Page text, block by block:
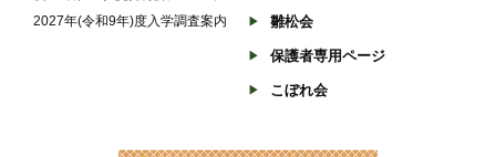
2027年(令和9年)度入学調査案内
雛松会
保護者専用ページ
こぼれ会